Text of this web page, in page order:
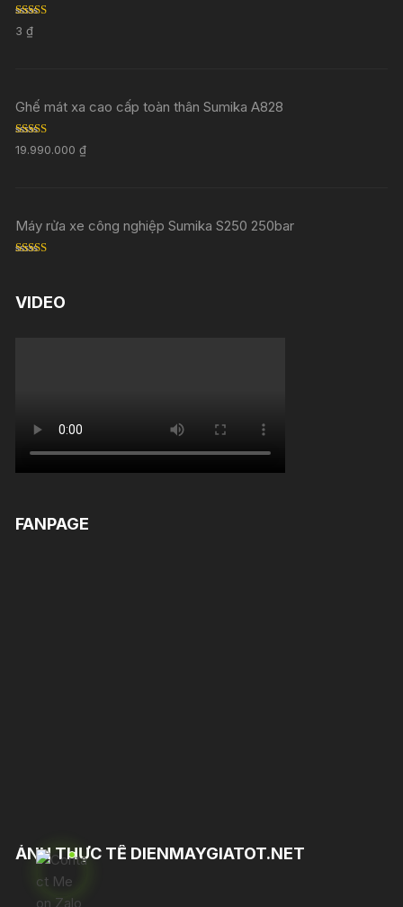
Rated
out of 5
3₫
Ghế mát xa cao cấp toàn thân Sumika A828
Rated5.00
out of 5
19.990.000₫
Máy rửa xe công nghiệp Sumika S250 250bar
VIDEO
FANPAGE
ẢNH THỰC TẾ DIENMAYGIATOT.NET